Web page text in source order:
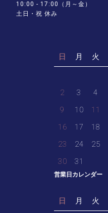
営業日カレンダー
日 月 火
2
3 4
9
10 11
16
17 18
23
24 25
30
31
日 月 火
10:00 - 17:00（月～金）
土日・祝 休み